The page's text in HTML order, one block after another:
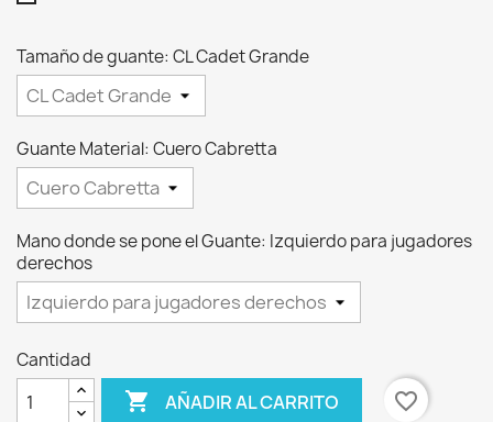
Tamaño de guante: CL Cadet Grande
Guante Material: Cuero Cabretta
Mano donde se pone el Guante: Izquierdo para jugadores
derechos
Cantidad
 AÑADIR AL CARRITO
favorite_border